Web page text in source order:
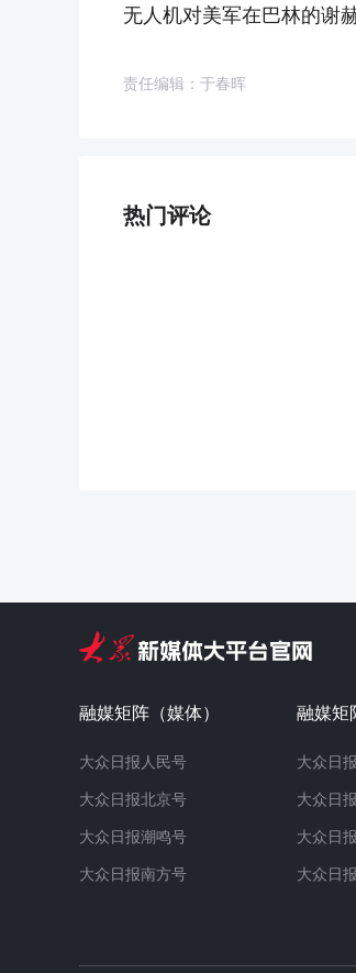
无人机对美军在巴林的谢
责任编辑：于春晖
热门评论
融媒矩阵（媒体）
大众日报人民号
大众日报北京号
大众日报潮鸣号
大众日报南方号
融媒矩
大众日
大众日
大众日
大众日